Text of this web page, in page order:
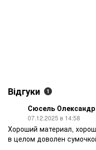
Відгуки 1
Сюсель
07.12.2025 в 14:58
Хороший материал,
в целом доволен